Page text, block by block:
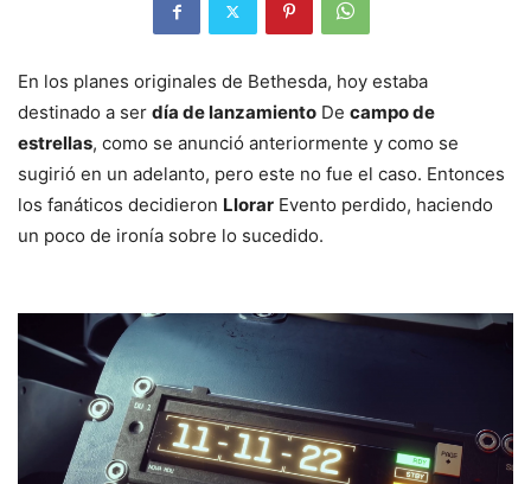
En los planes originales de Bethesda, hoy estaba
destinado a ser día de lanzamiento De campo de
estrellas, como se anunció anteriormente y como se
sugirió en un adelanto, pero este no fue el caso. Entonces
los fanáticos decidieron Llorar Evento perdido, haciendo
un poco de ironía sobre lo sucedido.